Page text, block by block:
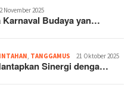
November 2025
Karnaval Budaya yan…
, TANGGAMUS 21 Oktober 2025
Sinergi denga…